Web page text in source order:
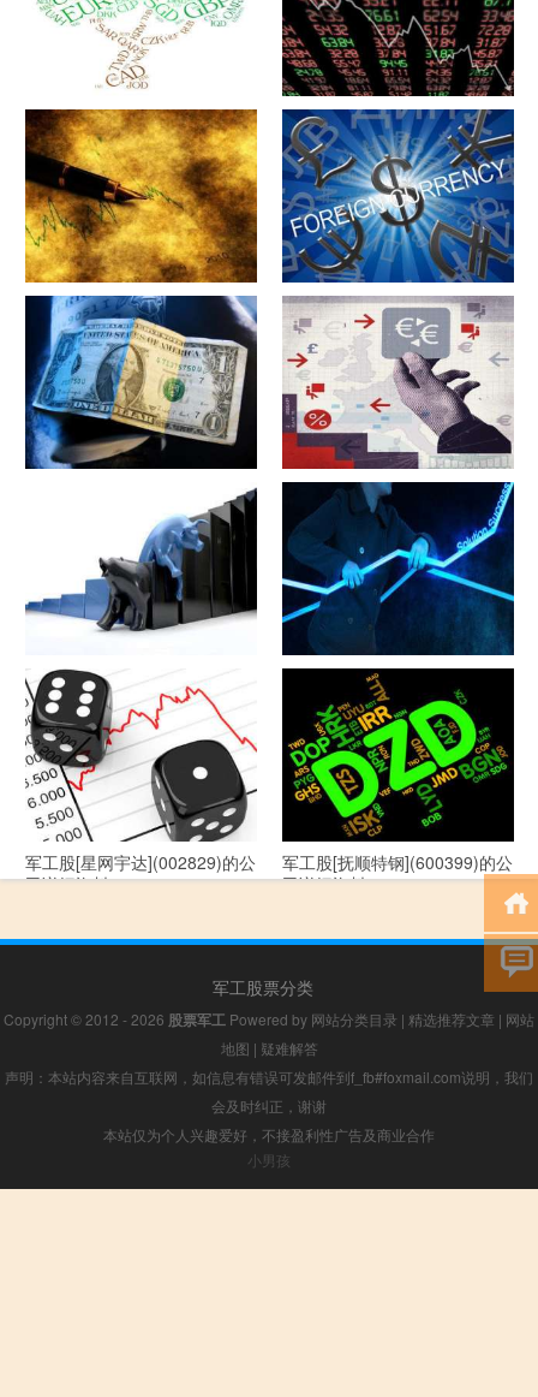
军工股[中简科技](300777)的公
司详细资料
军工股[上海瀚讯](300762)的公
司详细资料
军工股[昊华科技](600378)的公
司详细资料
江苏省[广大特材](688186)的公
司详细资料
军工股[隆盛科技](300680)的公
军工股[钢研高纳](300034)的公
司详细资料
军工股[--](002335)的公司详细
资料
军工股[华自科技](300490)的公
司详细资料
军工股[星网宇达](002829)的公
司详细资料
军工股[抚顺特钢](600399)的公
司详细资料
军工股票分类
Copyright © 2012 - 2026 股票军工 Powered by 网站分类目录 | 精选推荐文章 | 网站
地图 | 疑难解答
声明：本站内容来自互联网，如信息有错误可发邮件到f_fb#foxmail.com说明，我们
会及时纠正，谢谢
本站仅为个人兴趣爱好，不接盈利性广告及商业合作
小男孩